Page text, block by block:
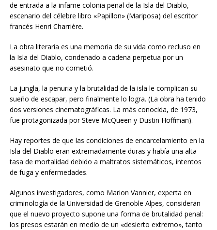
de entrada a la infame colonia penal de la Isla del Diablo,
escenario del célebre libro «Papillon» (Mariposa) del escritor
francés Henri Charrière.
La obra literaria es una memoria de su vida como recluso en
la Isla del Diablo, condenado a cadena perpetua por un
asesinato que no cometió.
La jungla, la penuria y la brutalidad de la isla le complican su
sueño de escapar, pero finalmente lo logra. (La obra ha tenido
dos versiones cinematográficas. La más conocida, de 1973,
fue protagonizada por Steve McQueen y Dustin Hoffman).
Hay reportes de que las condiciones de encarcelamiento en la
Isla del Diablo eran extremadamente duras y había una alta
tasa de mortalidad debido a maltratos sistemáticos, intentos
de fuga y enfermedades.
Algunos investigadores, como Marion Vannier, experta en
criminología de la Universidad de Grenoble Alpes, consideran
que el nuevo proyecto supone una forma de brutalidad penal:
los presos estarán en medio de un «desierto extremo», tanto